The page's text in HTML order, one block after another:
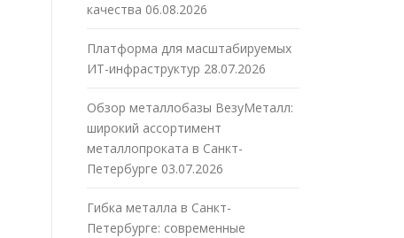
качества 06.08.2026
Платформа для масштабируемых
ИТ-инфраструктур 28.07.2026
Обзор металлобазы ВезуМеталл:
широкий ассортимент
металлопроката в Санкт-
Петербурге 03.07.2026
Гибка металла в Санкт-
Петербурге: современные